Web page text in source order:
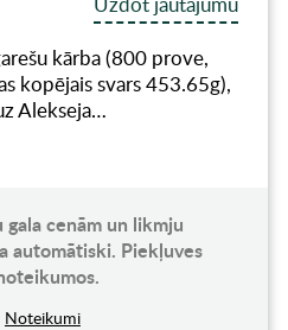
kārba (800 prove,
kopējais svars 453.65g),
Alekseja…
cenām un likmju
automātiski. Piekļuves
Noteikumi